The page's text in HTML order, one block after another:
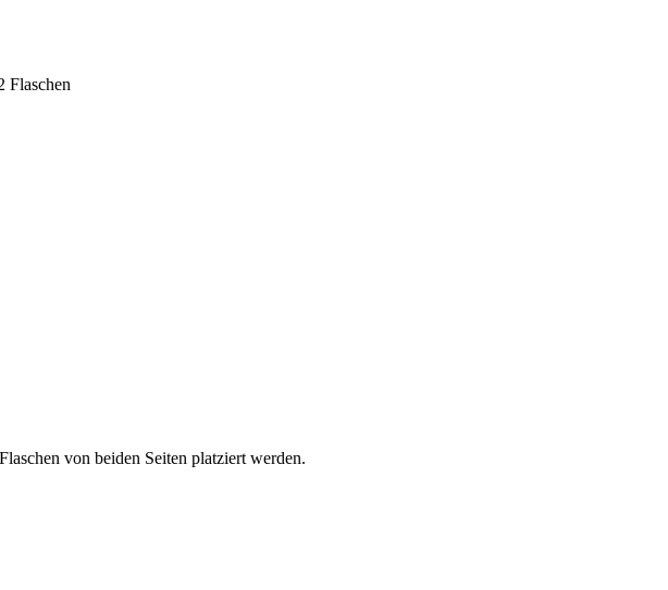
Flaschen
von beiden Seiten platziert werden.